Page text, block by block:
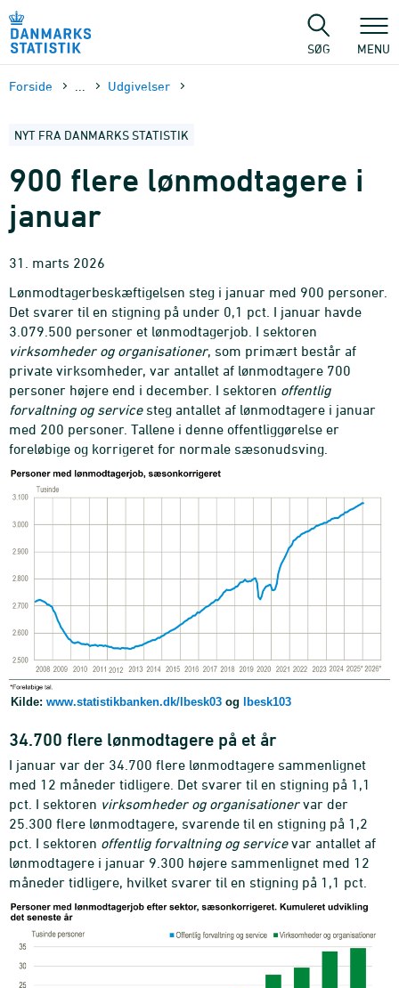
sidens
SØG MENU
Forside Udgivelser
NYT FRA DANMARKS STATISTIK
900 flere lønmodtagere i
januar
31. marts 2026
Lønmodtagerbeskæftigelsen steg i januar med 900 personer.
Det svarer til en stigning på under 0,1 pct. I januar havde
3.079.500 personer et lønmodtagerjob. I sektoren
virksomheder og organisationer, som primært består af
private virksomheder, var antallet af lønmodtagere 700
personer højere end i december. I sektoren offentlig
forvaltning og servicesteg antallet af lønmodtagere i januar
med 200 personer. Tallene i denne offentliggørelse er
foreløbige og korrigeret for normale sæsonudsving.
Kilde: www.statistikbanken.dk/lbesk03 og lbesk103
34.700 flere lønmodtagere på et år
I januar var der 34.700 flere lønmodtagere sammenlignet
med 12 måneder tidligere. Det svarer til en stigning på 1,1
pct. I sektoren virksomheder og organisationervar der
25.300 flere lønmodtagere, svarende til en stigning på 1,2
pct. I sektoren offentlig forvaltning og servicevar antallet af
lønmodtagere i januar 9.300 højere sammenlignet med 12
måneder tidligere, hvilket svarer til en stigning på 1,1 pct.